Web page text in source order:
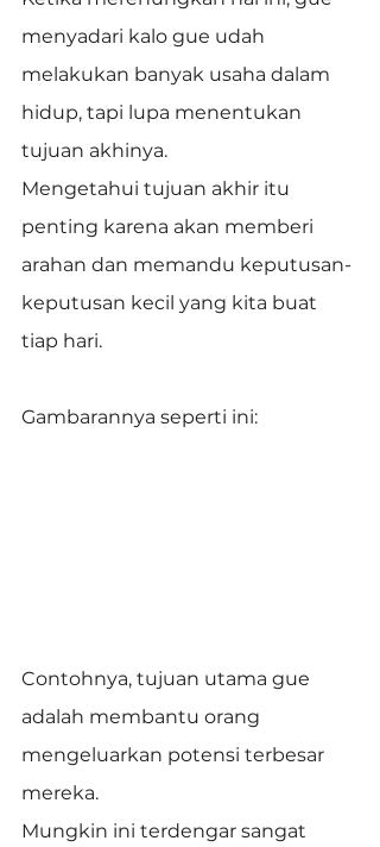
menyadari kalo gue udah
melakukan banyak usaha dalam
hidup, tapi lupa menentukan
tujuan akhinya.
Mengetahui tujuan akhir itu
penting karena akan memberi
arahan dan memandu keputusan-
keputusan kecil yang kita buat
tiap hari.
Gambarannya seperti ini:
Contohnya, tujuan utama gue
adalah membantu orang
mengeluarkan potensi terbesar
mereka.
Mungkin ini terdengar sangat